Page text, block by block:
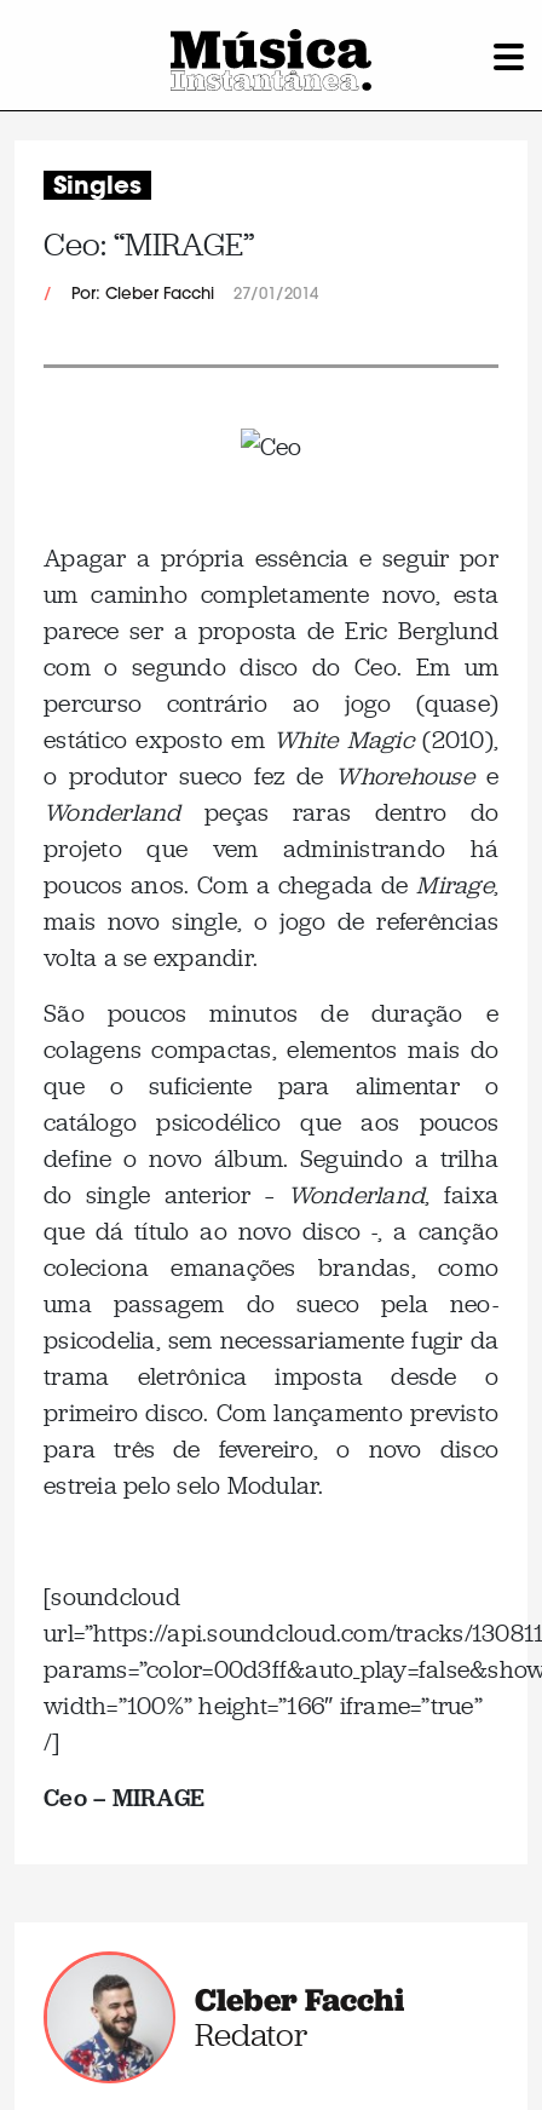
Singles
Ceo: “MIRAGE”
/ Por: Cleber Facchi 27/01/2014
Apagar a própria essência e seguir por
um caminho completamente novo, esta
parece ser a proposta de Eric Berglund
com o segundo disco do Ceo. Em um
percurso contrário ao jogo (quase)
estático exposto em White Magic(2010),
o produtor sueco fez de Whorehousee
Wonderlandpeças raras dentro do
projeto que vem administrando há
poucos anos. Com a chegada deMirage,
mais novo single, o jogo de referências
volta a se expandir.
São poucos minutos de duração e
colagens compactas, elementos mais do
que o suficiente para alimentar o
catálogo psicodélico que aos poucos
define o novo álbum. Seguindo a trilha
do single anterior – Wonderland, faixa
que dá título ao novo disco -, a canção
coleciona emanações brandas, como
uma passagem do sueco pela neo-
psicodelia, sem necessariamente fugir da
trama eletrônica imposta desde o
primeiro disco. Com lançamento previsto
para três de fevereiro, o novo disco
estreia pelo selo Modular.
[soundcloud
url=”https://api.soundcloud.com/tracks/
width=”100%” height=”166″ iframe=”true”
/]
Ceo – MIRAGE
Cleber Facchi
Redator